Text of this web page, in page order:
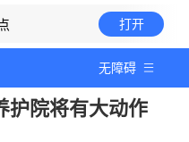
打开
无障碍
护院将有大动作